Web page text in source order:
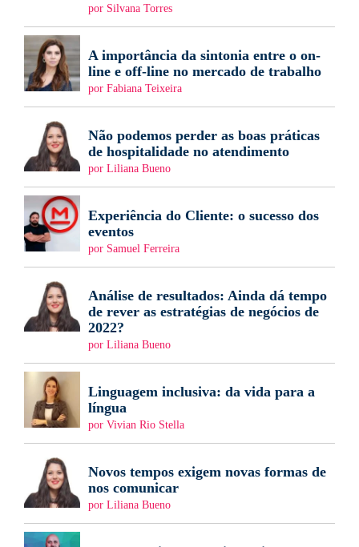
por Silvana Torres
A importância da sintonia entre o on-
line e off-line no mercado de trabalho
por Fabiana Teixeira
Não podemos perder as boas práticas
de hospitalidade no atendimento
por Liliana Bueno
Experiência do Cliente: o sucesso dos
eventos
por Samuel Ferreira
Análise de resultados: Ainda dá tempo
de rever as estratégias de negócios de
2022?
por Liliana Bueno
Linguagem inclusiva: da vida para a
língua
por Vivian Rio Stella
Novos tempos exigem novas formas de
nos comunicar
por Liliana Bueno